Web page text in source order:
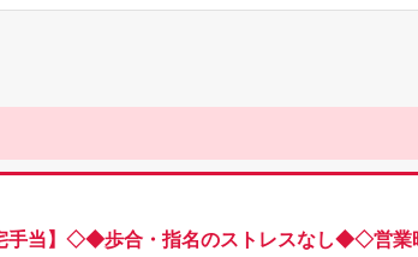
手当】◇◆歩合・指名のストレスなし◆◇営業